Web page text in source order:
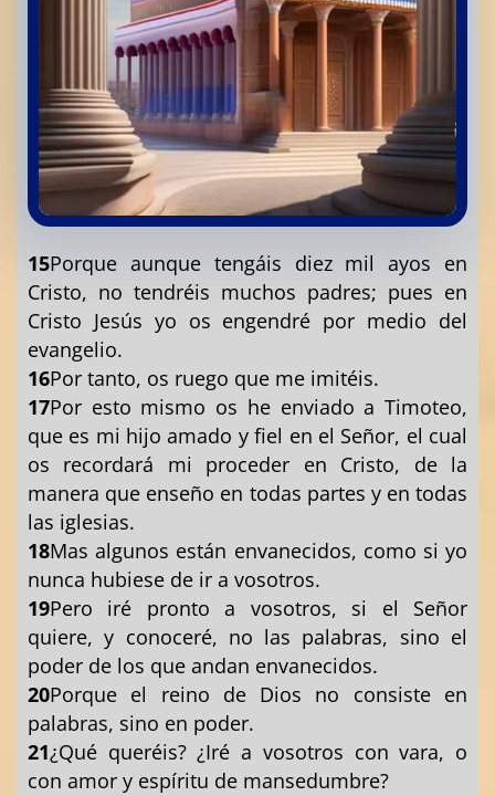
15Porque aunque tengáis diez mil ayos en
Cristo, no tendréis muchos padres; pues en
Cristo Jesús yo os engendré por medio del
evangelio.
16Por tanto, os ruego que me imitéis.
17Por esto mismo os he enviado a Timoteo,
que es mi hijo amado y fiel en el Señor, el cual
os recordará mi proceder en Cristo, de la
manera que enseño en todas partes y en todas
las iglesias.
18Mas algunos están envanecidos, como si yo
nunca hubiese de ir a vosotros.
19Pero iré pronto a vosotros, si el Señor
quiere, y conoceré, no las palabras, sino el
poder de los que andan envanecidos.
20Porque el reino de Dios no consiste en
palabras, sino en poder.
21¿Qué queréis? ¿Iré a vosotros con vara, o
con amor y espíritu de mansedumbre?